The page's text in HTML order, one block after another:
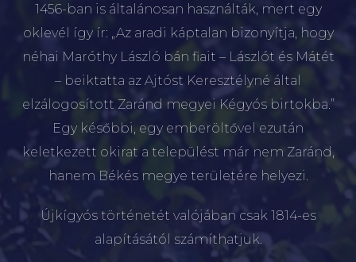
1456-ban is általánosan használták, mert egy
oklevél így ír: „Az aradi káptalan bizonyítja, hogy
néhai Maróthy László bán fiait – Lászlót és Mátét
– beiktatta az Ajtóst Keresztélyné által
elzálogosított Zaránd megyei Kégyós birtokba.”
Egy későbbi, egy emberöltővel ezután
keletkezett okirat a települést már nem Zaránd,
hanem Békés megye területére helyezi.
Újkígyós történetét valójában csak 1814-es
alapításától számíthatjuk.